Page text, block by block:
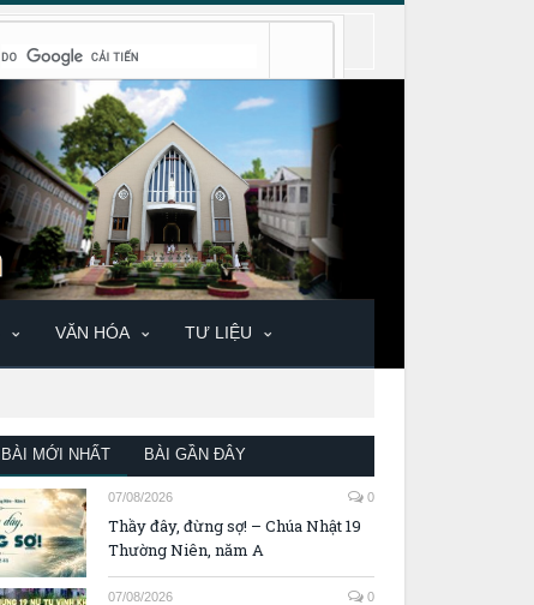
VĂN HÓA TƯ LIỆU
BÀI MỚI NHẤT BÀI GẦN ĐÂY
07/08/2026 0
Thầy đây, đừng sợ! – Chúa Nhật 19
Thường Niên, năm A
07/08/2026 0